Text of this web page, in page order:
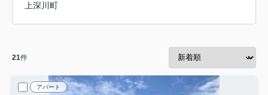
上深川町
21件
アパート